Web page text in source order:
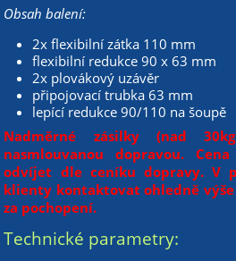
Obsah balení:
2x flexibilní zátka 110 mm
flexibilní redukce 90 x 63 mm
2x plovákový uzávěr
připojovací trubka 63 mm
lepící redukce 90/110 na šoupě
Nadměrné zásilky (nad
nasmlouvanou dopravou.
odvíjet dle ceníku dopravy. V
klienty kontaktovat ohledně
za pochopení.
Technické parametry: